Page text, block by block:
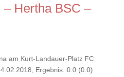
Hertha BSC –
am Kurt-Landauer-Platz FC
Ergebnis: 0:0 (0:0)